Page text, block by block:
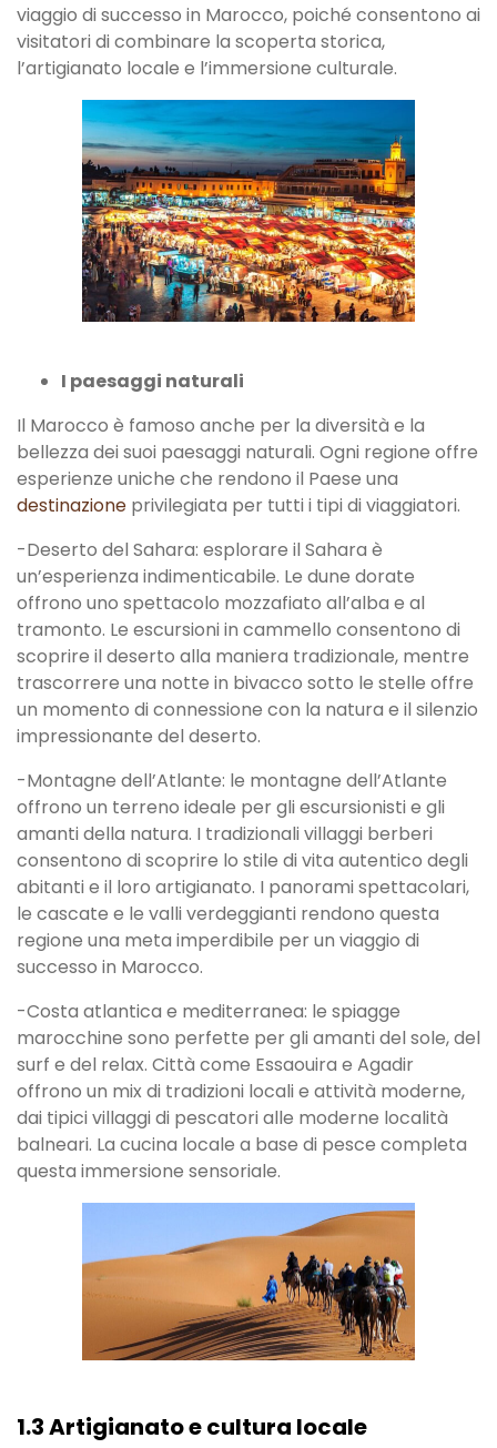
viaggio di successo in Marocco, poiché consentono ai
visitatori di combinare la scoperta storica,
l’artigianato locale e l’immersione culturale.
I paesaggi naturali
Il Marocco è famoso anche per la diversità e la
bellezza dei suoi paesaggi naturali. Ogni regione offre
esperienze uniche che rendono il Paese una
destinazione privilegiata per tutti i tipi di viaggiatori.
-Deserto del Sahara: esplorare il Sahara è
un’esperienza indimenticabile. Le dune dorate
offrono uno spettacolo mozzafiato all’alba e al
tramonto. Le escursioni in cammello consentono di
scoprire il deserto alla maniera tradizionale, mentre
trascorrere una notte in bivacco sotto le stelle offre
un momento di connessione con la natura e il silenzio
impressionante del deserto.
-Montagne dell’Atlante: le montagne dell’Atlante
offrono un terreno ideale per gli escursionisti e gli
amanti della natura. I tradizionali villaggi berberi
consentono di scoprire lo stile di vita autentico degli
abitanti e il loro artigianato. I panorami spettacolari,
le cascate e le valli verdeggianti rendono questa
regione una meta imperdibile per un viaggio di
successo in Marocco.
-Costa atlantica e mediterranea: le spiagge
marocchine sono perfette per gli amanti del sole, del
surf e del relax. Città come Essaouira e Agadir
offrono un mix di tradizioni locali e attività moderne,
dai tipici villaggi di pescatori alle moderne località
balneari. La cucina locale a base di pesce completa
questa immersione sensoriale.
1.3 Artigianato e cultura locale